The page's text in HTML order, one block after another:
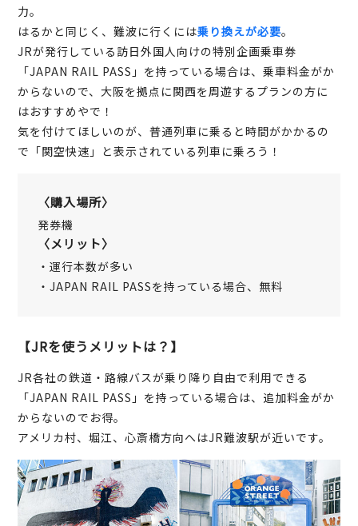
力。
はるかと同じく、難波に行くには乗り換えが必要。
JRが発行している訪日外国人向けの特別企画乗車券
「JAPAN RAIL PASS」を持っている場合は、乗車料金がか
からないので、大阪を拠点に関西を周遊するプランの方に
はおすすめやで！
気を付けてほしいのが、普通列車に乗ると時間がかかるの
で「関空快速」と表示されている列車に乗ろう！
〈購入場所〉
発券機
〈メリット〉
・運行本数が多い
・JAPAN RAIL PASSを持っている場合、無料
【JRを使うメリットは？】
JR各社の鉄道・路線バスが乗り降り自由で利用できる
「JAPAN RAIL PASS」を持っている場合は、追加料金がか
からないのでお得。
アメリカ村、堀江、心斎橋方向へはJR難波駅が近いです。